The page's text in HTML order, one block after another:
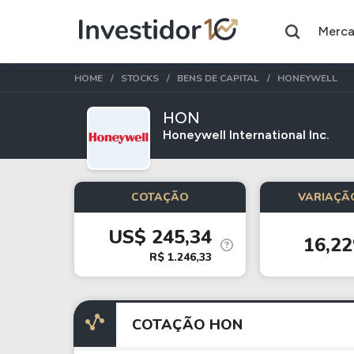
Assuntos do momento
Índice
Ibovespa
Ação
Ambev
HGLG11
HOME STOCKS BENS DE CAPITAL HONEYWELL
HON
Honeywell International Inc.
COTAÇÃO
US$ 245,34
R$ 1.246,33
COTAÇÃO HON